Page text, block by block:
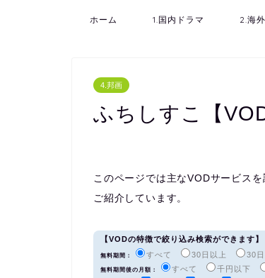
ホーム 1.国内ドラマ 2.海
4.邦画
ふちしすこ【
このページでは主なVODサービスを
ご紹介しています。
【VODの特徴で絞り込み検索ができます】
無料期間： すべて 30日以上 30
無料期間後の月額： すべて 千円以下